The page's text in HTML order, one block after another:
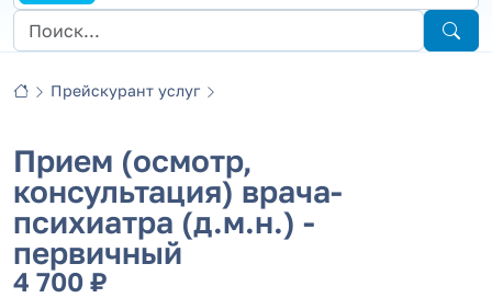
Прейскурант услуг
Прием (осмотр,
консультация) врача-
психиатра (д.м.н.) -
первичный
4 700 ₽